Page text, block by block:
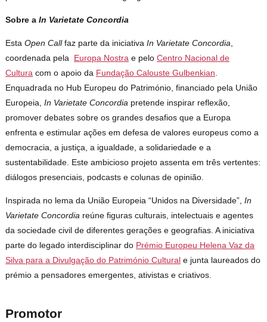
Sobre aIn Varietate Concordia
EstaOpen Callfaz parte da iniciativaIn Varietate Concordia,
coordenada pela Europa Nostra e peloCentro Nacional de
Cultura com o apoio da Fundação Calouste Gulbenkian.
Enquadrada no Hub Europeu do Património, financiado pela União
Europeia,In Varietate Concordia pretende inspirar reflexão,
promover debates sobre os grandes desafios que a Europa
enfrenta e estimular ações em defesa de valores europeus como a
democracia, a justiça, a igualdade, a solidariedade e a
sustentabilidade. Este ambicioso projeto assenta em três vertentes:
diálogos presenciais, podcasts e colunas de opinião.
Inspirada no lema da União Europeia “Unidos na Diversidade”,In
Varietate Concordia reúne figuras culturais, intelectuais e agentes
da sociedade civil de diferentes gerações e geografias. A iniciativa
parte do legado interdisciplinar do Prémio Europeu Helena Vaz da
Silva para a Divulgação do Património Cultural e junta laureados do
prémio a pensadores emergentes, ativistas e criativos.
Promotor